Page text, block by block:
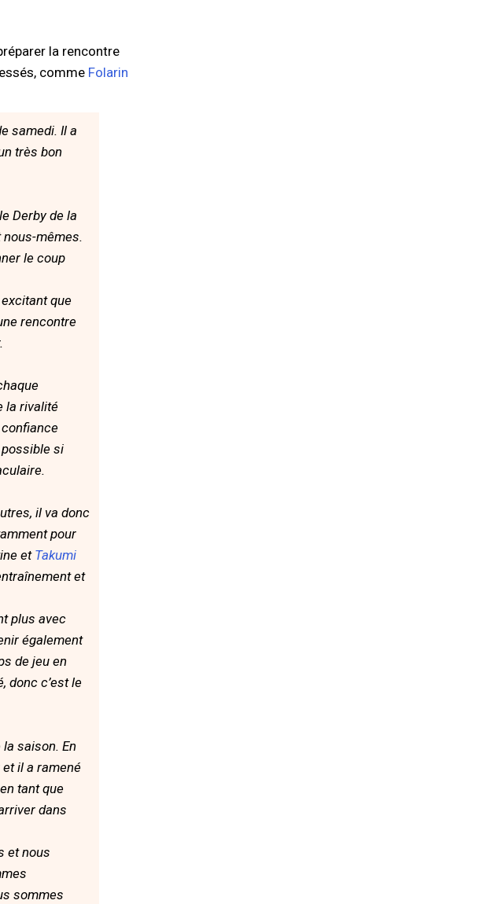
la rencontre
comme Folarin
samedi. Il a
très bon
Derby de la
nous-mêmes.
le coup
que
rencontre
la rivalité
si
il va donc
pour
et Takumi
et
plus avec
également
de jeu en
donc c’est le
la saison. En
il a ramené
tant que
dans
et nous
sommes